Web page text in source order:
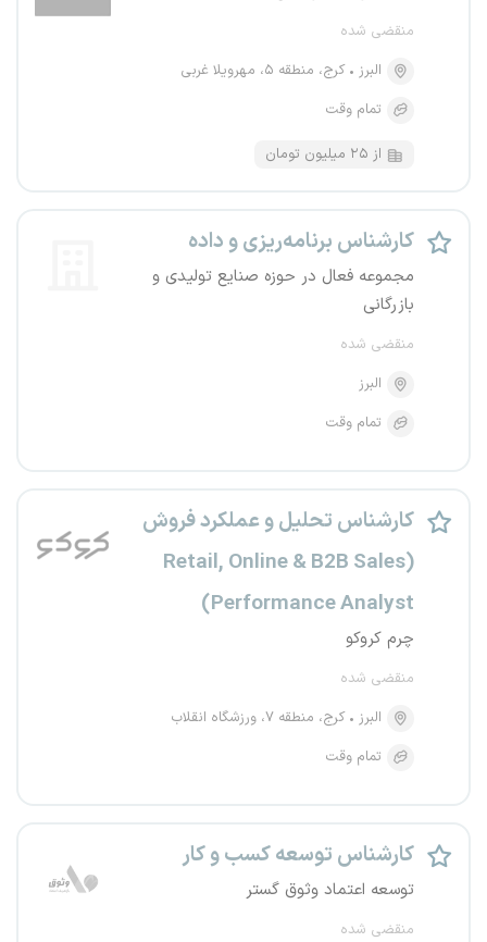
منقضی شده
البرز
کرج، منطقه ۵، مهرویلا غربی
تمام وقت
از ۲۵ میلیون تومان
کارشناس برنامه‌ریزی و داده
مجموعه فعال در حوزه صنایع تولیدی و
بازرگانی
منقضی شده
البرز
تمام وقت
کارشناس تحلیل و عملکرد فروش
(Retail, Online & B2B Sales
Performance Analyst)
چرم کروکو
منقضی شده
البرز
کرج، منطقه ۷، ورزشگاه انقلاب
تمام وقت
کارشناس توسعه کسب و کار
توسعه اعتماد وثوق گستر
منقضی شده